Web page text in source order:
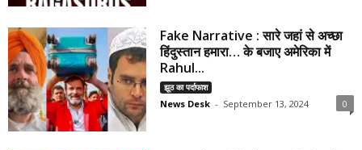
Fake Narrative : सारे जहां से अच्छा
हिंदुस्तान हमारा… के बजाए अमेरिका में
Rahul...
झूठ का पर्दाफाश
News Desk - September 13, 2024 0